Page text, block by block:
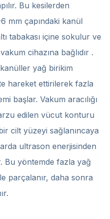
Bu kesilerden
mm çapındaki kanül
tabakası içine sokulur ve
cihazına bağlıdır .
kanüller yağ birikim
hareket ettirilerek fazla
başlar. Vakum aracılığı
edilen vücut konturu
cilt yüzeyi sağlanıncaya
ultrason enerjisinden
Bu yöntemde fazla yağ
parçalanır, daha sonra